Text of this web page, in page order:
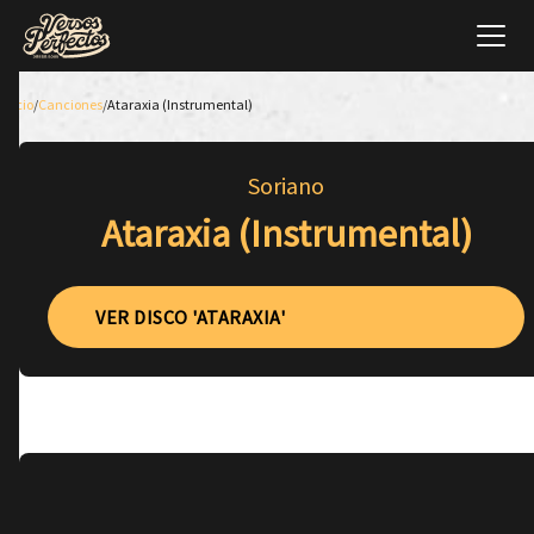
Inicio/Canciones/Ataraxia (Instrumental)
Soriano
Ataraxia (Instrumental)
VER DISCO 'ATARAXIA'